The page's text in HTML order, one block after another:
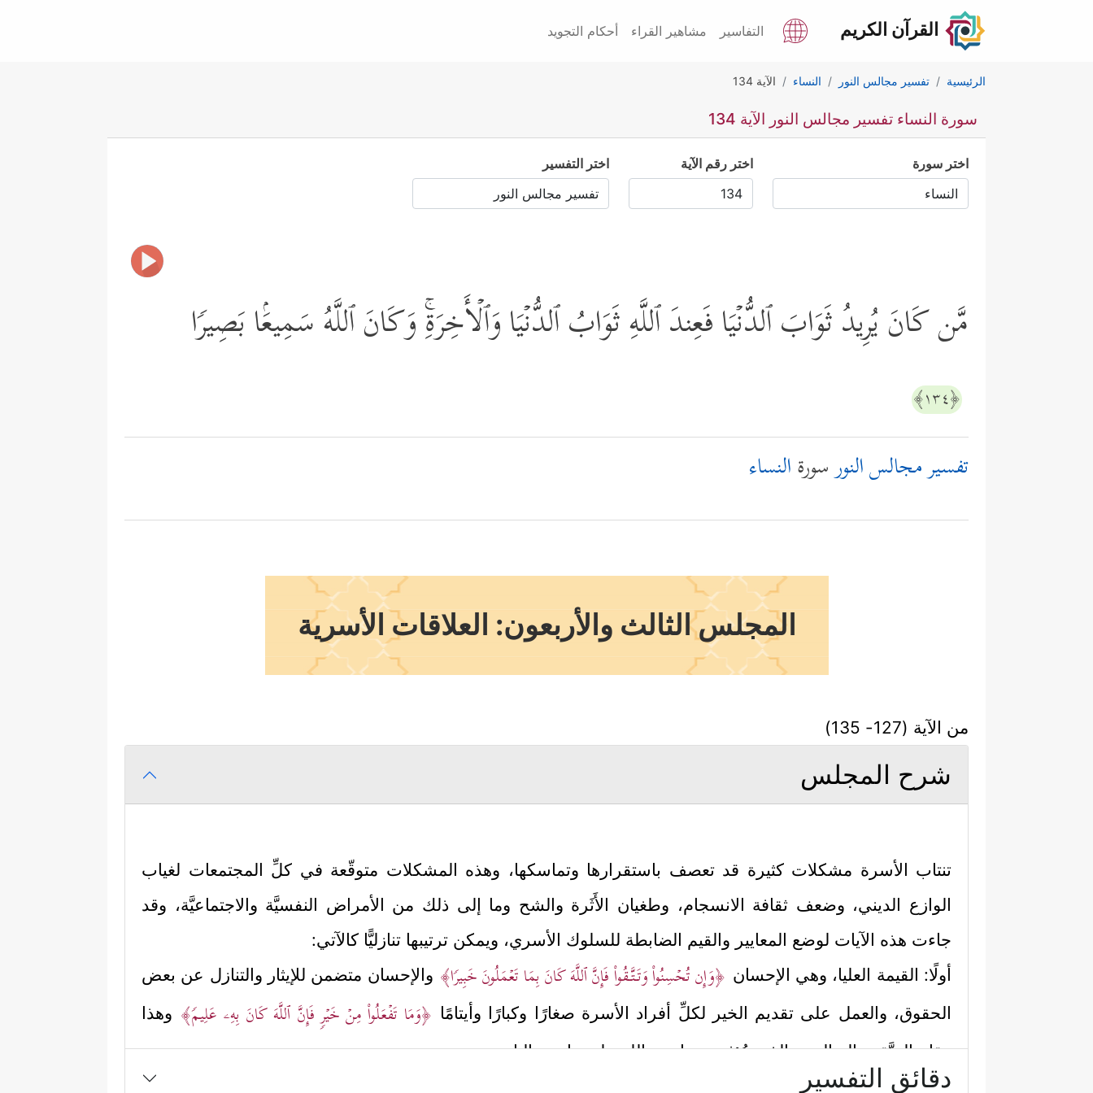
القرآن الكريم التفاسير مشاهير القراء أحكام التجويد
الرئيسية تفسير مجالس النور النساء الآية 134
سورة النساء تفسير مجالس النور الآية 134
اختر سورة اختر رقم الآية اختر التفسير
مَّن كَانَ یُرِیدُ ثَوَابَ ٱلدُّنۡیَا فَعِندَ ٱللَّهِ ثَوَابُ ٱلدُّنۡیَا وَٱلۡأَخِرَةِۚ وَكَانَ ٱللَّهُ سَمِیعَۢا بَصِیرࣰا
﴿١٣٤﴾
تفسير مجالس النورسورةالنساء
المجلس الثالث والأربعون: العلاقات الأسرية
من الآية (127- 135)
شرح المجلس
تنتاب الأسرة مشكلات كثيرة قد تعصف باستقرارها وتماسكها، وهذه المشكلات متوقّعة في كلِّ المجتمعات لغياب
الوازع الديني، وضعف ثقافة الانسجام، وطغيان الأَثَرة والشح وما إلى ذلك من الأمراض النفسيَّة والاجتماعيَّة، وقد
جاءت هذه الآيات لوضع المعايير والقيم الضابطة للسلوك الأسري، ويمكن ترتيبها تنازليًّا كالآتي:
أولًا: القيمة العليا، وهي الإحسان ﴿وَإِن تُحۡسِنُواْ وَتَـتَّـقُواْ فَإِنَّ ٱللَّهَ كَانَ بِمَا تَعۡمَلُونَ خَبِیرࣰا﴾ والإحسان متضمن للإيثار والتنازل عن بعض
الحقوق، والعمل على تقديم الخير لكلِّ أفراد الأسرة صغارًا وكبارًا وأيتامًا ﴿وَمَا تَفۡعَلُواْ مِنۡ خَیۡرࣲ فَإِنَّ ٱللَّهَ كَانَ بِهِۦ عَلِیمࣰ﴾ وهذا
مقام المتَّقين الصالحين الذين يُؤثِرون ما عند الله على ما عند الناس.
وقد شاع مؤخَّرًا في ثقافتنا الاجتماعيَّة أن هذا التنازل إنما هو دليلٌ على ضعف الشخصيَّة والقبول بالمذلَّة، وهذا تصوُّرٌ
دقائق التفسير